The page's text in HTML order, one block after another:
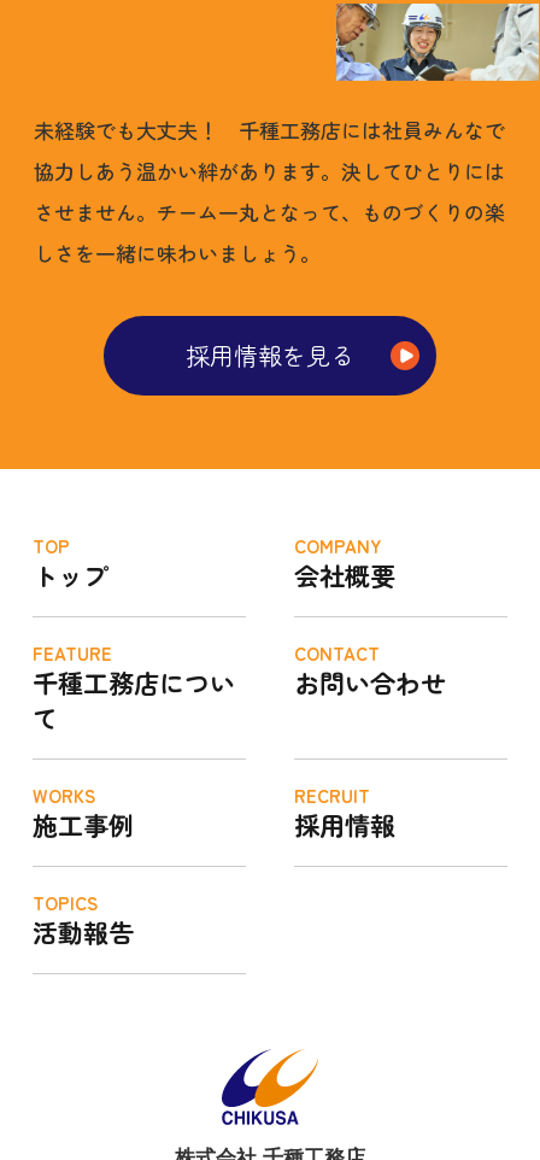
未経験でも大丈夫！ 千種工務店には社員みんなで
協力しあう温かい絆があります。決してひとりには
させません。チーム一丸となって、ものづくりの楽
しさを一緒に味わいましょう。
採用情報を見る
TOP
トップ
COMPANY
会社概要
FEATURE
千種工務店につい
て
CONTACT
お問い合わせ
WORKS
施工事例
RECRUIT
採用情報
TOPICS
活動報告